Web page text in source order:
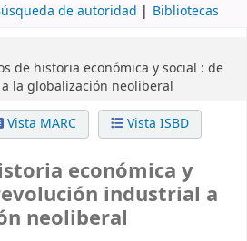
de autoridad Bibliotecas
de historia económica y social : de
la globalización neoliberal
Vista MARC Vista ISBD
económica y
industrial a
neoliberal